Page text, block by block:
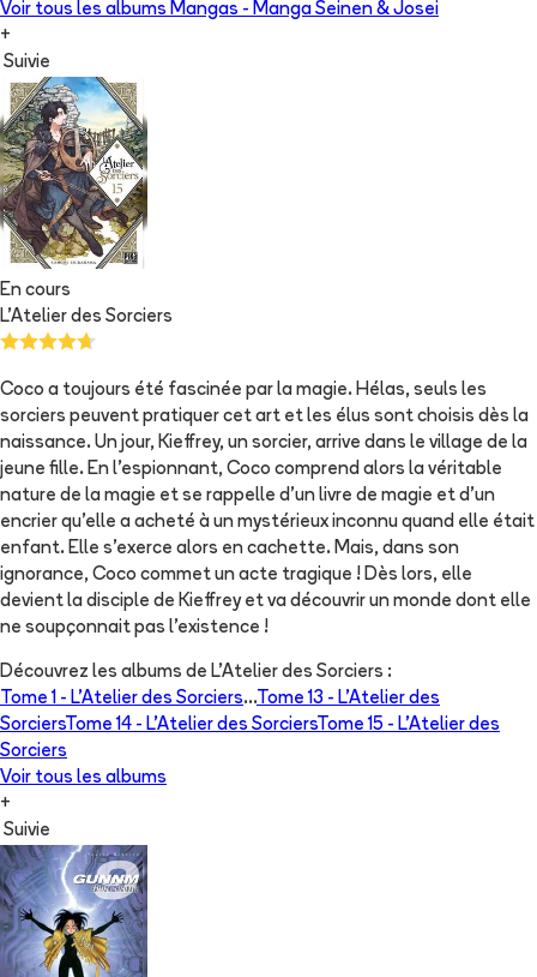
Voir tous les albums Mangas - Manga Seinen & Josei
+
Suivie
En cours
L'Atelier des Sorciers
Coco a toujours été fascinée par la magie. Hélas, seuls les
sorciers peuvent pratiquer cet art et les élus sont choisis dès la
naissance. Un jour, Kieffrey, un sorcier, arrive dans le village de la
jeune fille. En l'espionnant, Coco comprend alors la véritable
nature de la magie et se rappelle d'un livre de magie et d'un
encrier qu'elle a acheté à un mystérieux inconnu quand elle était
enfant. Elle s'exerce alors en cachette. Mais, dans son
ignorance, Coco commet un acte tragique ! Dès lors, elle
devient la disciple de Kieffrey et va découvrir un monde dont elle
ne soupçonnait pas l'existence !
Découvrez les albums de L'Atelier des Sorciers :
Tome 1 - L'Atelier des Sorciers...Tome 13 - L'Atelier des
SorciersTome 14 - L'Atelier des SorciersTome 15 - L'Atelier des
Sorciers
Voir tous les albums
+
Suivie